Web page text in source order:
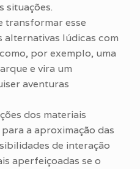
situações.
transformar esse
alternativas lúdicas com
por exemplo, uma
e vira um
aventuras
dos materiais
a aproximação das
de interação
aperfeiçoadas se o